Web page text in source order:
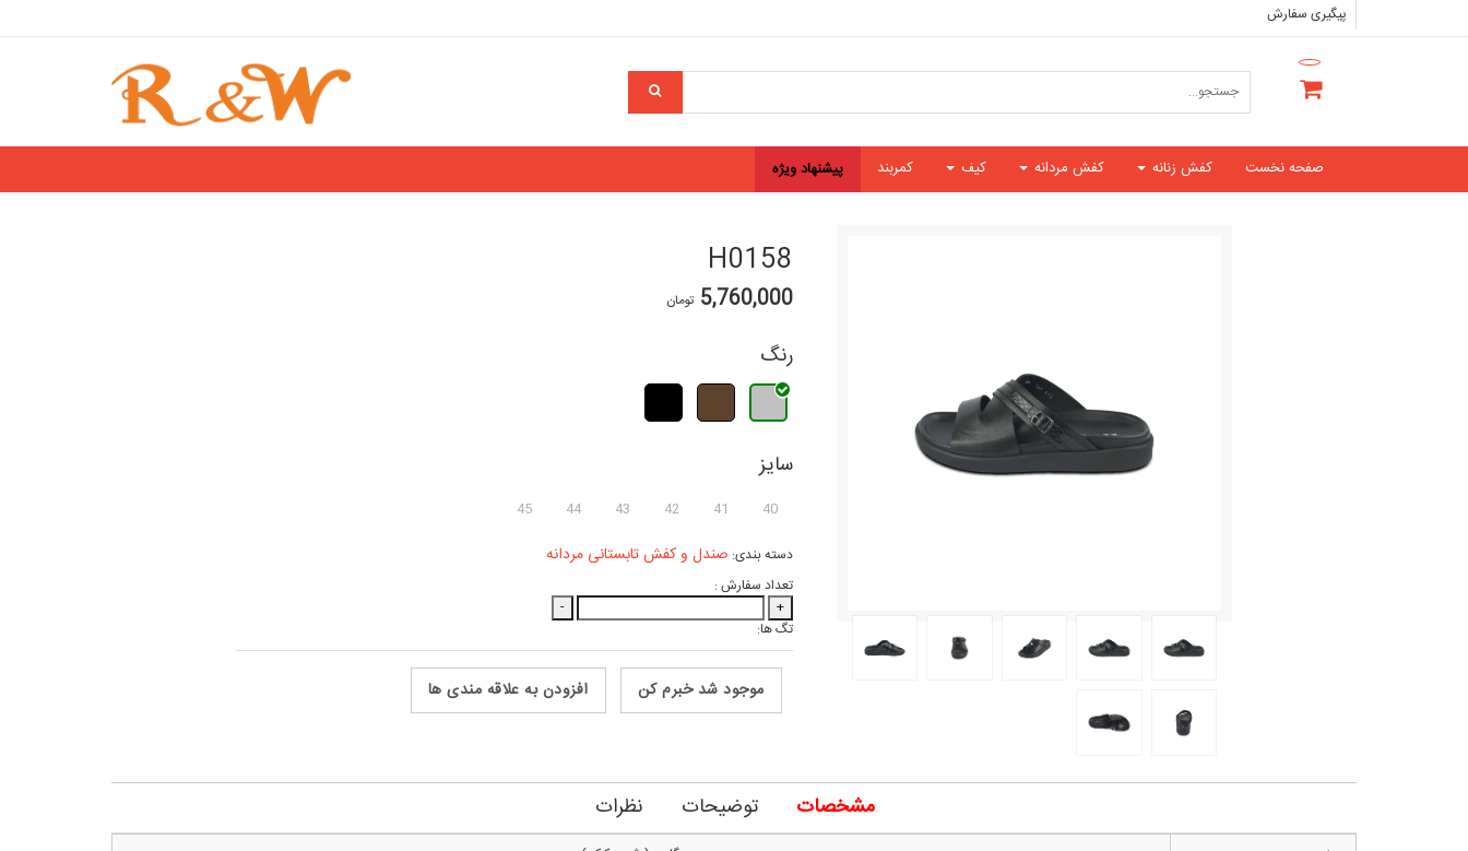
پیگیری سفارش
صفحه نخست کفش زنانه کفش مردانه کیف کمربند پیشنهاد ویژه
H0158
5,760,000 تومان
رنگ
سایز
40
41
42
43
44
45
دسته بندی: صندل و کفش تابستانی مردانه
تعداد سفارش :
+
-
تگ ها:
موجود شد خبرم کن افزودن به علاقه مندی ها
مشخصات توضیحات نظرات